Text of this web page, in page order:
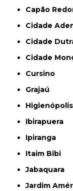
Capão
Cidade
Cidade
Cidade
Cursino
Grajaú
Higienópolis
Ibirapuera
Ipiranga
Itaim Bibi
Jabaquara
Jardim